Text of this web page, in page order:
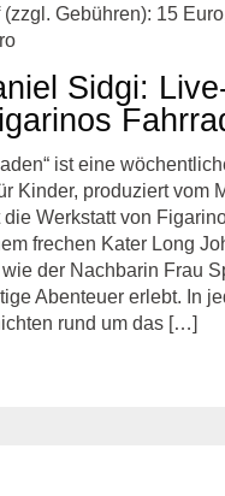
Gebühren): 15
Sidgi:
ist eine
Kinder, produziert vom
die Werkstatt von
frechen Kater Long
der Nachbarin Frau
Abenteuer erlebt. In
rund um das […]